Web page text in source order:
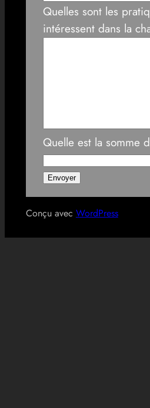
Quelles sont les
intéressent dans la
Quelle est la somme
Conçu avec WordPress